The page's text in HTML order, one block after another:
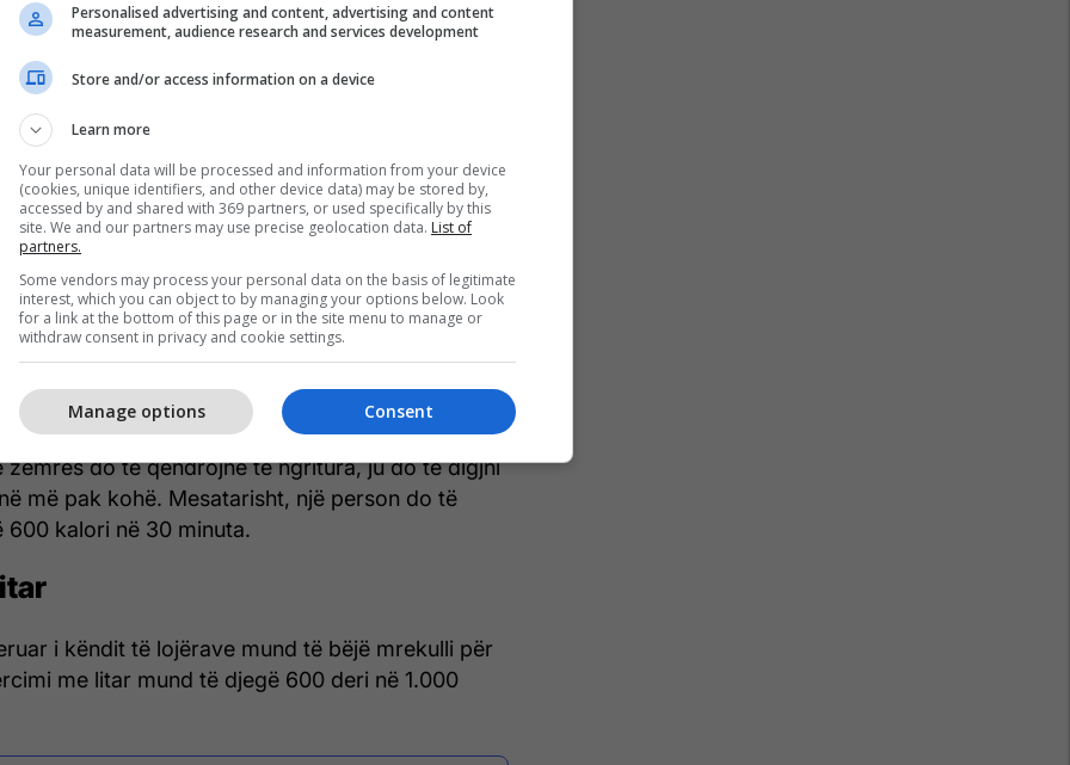
me ndikim të ulët që synon gjithashtu grupe
Në vetëm 30 minuta not, një person mesatar
deri në 300 kalori.
shëtitje e bukur me biçikletë kur moti është i
është gjithashtu një stërvitje e shkëlqyer. Një
i qëndrueshëm me biçikletë mund të djegë deri
kalori në një orë.
të intensitetit të lartë (HIIT)
ushtrimet HIIT ofrojnë pikërisht këtë. Për
zemrës do të qëndrojnë të ngritura, ju do të digjni
më pak kohë. Mesatarisht, një person do të
600 kalori në 30 minuta.
i këndit të lojërave mund të bëjë mrekulli për
me litar mund të djegë 600 deri në 1.000
Personalised advertising and content, advertising and content
measurement, audience research and services development
Store and/or access information on a device
Learn more
Your personal data will be processed and information from your device
(cookies, unique identifiers, and other device data) may be stored by,
accessed by and shared with 369 partners, or used specifically by this
site. We and our partners may use precise geolocation data. List of
partners.
Some vendors may process your personal data on the basis of legitimate
interest, which you can object to by managing your options below. Look
for a link at the bottom of this page or in the site menu to manage or
withdraw consent in privacy and cookie settings.
Consent
Manage options